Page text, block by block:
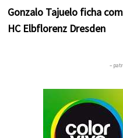
Gonzalo Tajuelo ficha
HC Elbflorenz Dresden
–